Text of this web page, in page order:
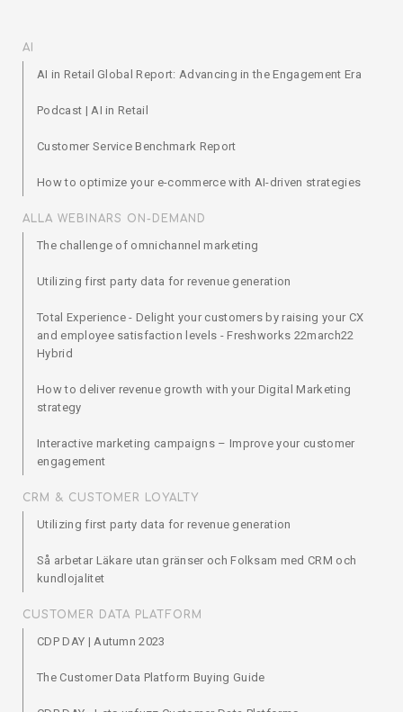
AI
AI in Retail Global Report: Advancing in the Engagement Era
Podcast | AI in Retail
Customer Service Benchmark Report
How to optimize your e-commerce with AI-driven strategies
ALLA WEBINARS ON-DEMAND
The challenge of omnichannel marketing
Utilizing first party data for revenue generation
Total Experience - Delight your customers by raising your CX
and employee satisfaction levels - Freshworks 22march22
Hybrid
How to deliver revenue growth with your Digital Marketing
strategy
Interactive marketing campaigns – Improve your customer
engagement
CRM & CUSTOMER LOYALTY
Utilizing first party data for revenue generation
Så arbetar Läkare utan gränser och Folksam med CRM och
kundlojalitet
CUSTOMER DATA PLATFORM
CDP DAY | Autumn 2023
The Customer Data Platform Buying Guide